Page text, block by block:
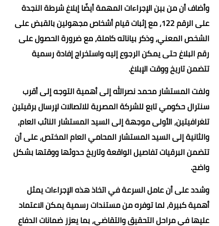
وأضاف أن من بين الإجراءات المهمة أيضًا إبلاغ شرطة النجدة
على الرقم 122، مع إثبات قيام أشخاص مجهولين بالقبض على
الشخص المعني، وذكر بياناته كاملة، مع ضرورة الحصول على
رقم البلاغ حتى يمكن الرجوع إليه واستخراج إفادة رسمية
تتضمن تاريخ ووقت الإبلاغ.
ولفت المستشار محمد نصرالله إلى أهمية التوجه إلى أقرب
سنترال حكومي تابع للشركة المصرية للاتصالات لإرسال برقيتين
تلغرافيتين، الأولى موجهة إلى السيد المستشار النائب العام،
والثانية إلى السيد المستشار المحامي العام المختص، على أن
تتضمن البرقيات تفاصيل الواقعة وتاريخ حدوثها ووقتها بشكل
واضح.
وشدد على أن عامل السرعة في اتخاذ هذه الإجراءات يمثل
أهمية كبيرة، لما توفره من مستندات رسمية يمكن الاعتماد
عليها في مراحل التحقيق والتقاضي، بما يعزز ضمانات الدفاع